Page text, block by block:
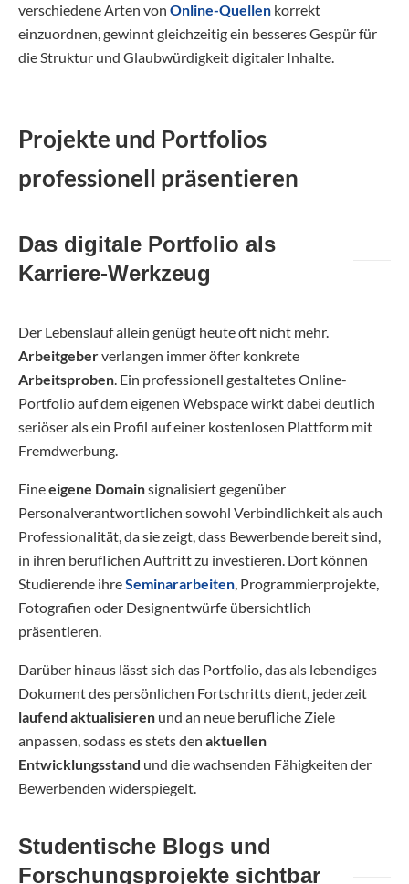
verschiedene Arten von Online-Quellen korrekt
einzuordnen, gewinnt gleichzeitig ein besseres Gespür für
die Struktur und Glaubwürdigkeit digitaler Inhalte.
Projekte und Portfolios
professionell präsentieren
Das digitale Portfolio als
Karriere-Werkzeug
Der Lebenslauf allein genügt heute oft nicht mehr.
Arbeitgeberverlangen immer öfter konkrete
Arbeitsproben. Ein professionell gestaltetes Online-
Portfolio auf dem eigenen Webspace wirkt dabei deutlich
seriöser als ein Profil auf einer kostenlosen Plattform mit
Fremdwerbung.
Eineeigene Domainsignalisiert gegenüber
Personalverantwortlichen sowohl Verbindlichkeit als auch
Professionalität, da sie zeigt, dass Bewerbende bereit sind,
in ihren beruflichen Auftritt zu investieren. Dort können
Studierende ihreSeminararbeiten, Programmierprojekte,
Fotografien oder Designentwürfe übersichtlich
präsentieren.
Darüber hinaus lässt sich das Portfolio, das als lebendiges
Dokument des persönlichen Fortschritts dient, jederzeit
laufend aktualisieren und an neue berufliche Ziele
anpassen, sodass es stets den aktuellen
Entwicklungsstand und die wachsenden Fähigkeiten der
Bewerbenden widerspiegelt.
Studentische Blogs und
Forschungsprojekte sichtbar